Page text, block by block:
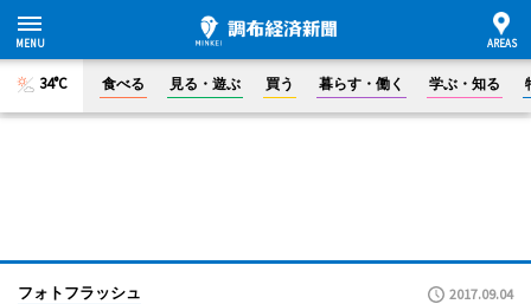
34°C 食べる 見る・遊ぶ 買う 暮らす・働く 学ぶ・知る
フォトフラッシュ 2017.09.04